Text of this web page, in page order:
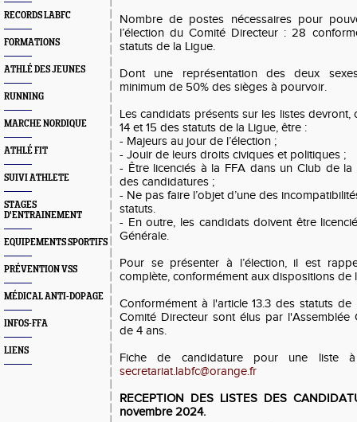
RECORDS LABFC
FORMATIONS
ATHLÉ DES JEUNES
RUNNING
MARCHE NORDIQUE
ATHLÉ FIT
SUIVI ATHLETE
STAGES
D'ENTRAINEMENT
EQUIPEMENTS SPORTIFS
PRÉVENTION VSS
MÉDICAL ANTI-DOPAGE
INFOS-FFA
LIENS
Nombre de postes nécessaires pour
l’élection du Comité Directeur : 28
statuts de la Ligue.
Dont une représentation des deux
minimum de 50% des sièges à pourvoir.
Les candidats présents sur les listes devront,
14 et 15 des statuts de la Ligue, être :
- Majeurs au jour de l’élection ;
- Jouir de leurs droits civiques et politiques ;
- Être licenciés à la FFA dans un Club de
des candidatures ;
- Ne pas faire l’objet d’une des
statuts.
- En outre, les candidats doivent être
Générale.
Pour se présenter à l’élection, il est
complète, conformément aux dispositions de
Conformément à l'article 13.3 des statuts
Comité Directeur sont élus par l'Assemblée
de 4 ans.
Fiche de candidature pour une liste
secretariat.labfc@orange.fr
RECEPTION DES LISTES DES
novembre 2024.